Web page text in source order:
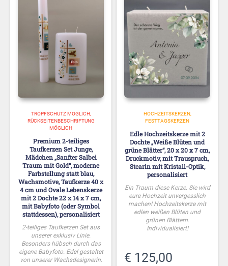
TROPFSCHUTZ MÖGLICH
RÜCKSEITENBESCHRIFTUNG
MÖGLICH
Premium 2-teiliges
Taufkerzen Set Junge,
Mädchen „Sanfter Salbei
Traum mit Gold“, moderne
Farbstellung statt blau,
Wachsmotive, Taufkerze 40 x
4 cm und Ovale Lebenskerze
mit 2 Dochte 22 x 14 x 7 cm,
mit Babyfoto (oder Symbol
stattdessen), personalisiert
2-teiliges Taufkerzen Set aus
unserer exklusiv Linie.
Besonders hübsch durch das
eigene Babyfoto. Edel gestaltet
von unserer Wachsdesignerin.
HOCHZEITSKERZEN
FESTTAGSKERZEN
Edle Hochzeitskerze mit 2
Dochte „Weiße Blüten und
grüne Blätter“, 20 x 20 x 7 cm,
Druckmotiv, mit Trauspruch,
Stearin mit Kristall-Optik,
personalisiert
Ein Traum diese Kerze. Sie wird
eure Hochzeit unvergesslich
machen! Hochzeitskerze mit
edlen weißen Blüten und
grünen Blättern.
Individualisiert!
€ 125,00